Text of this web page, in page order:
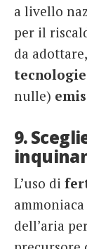
a livello
per il
da
nulle)
9.
L’uso di
dell’aria